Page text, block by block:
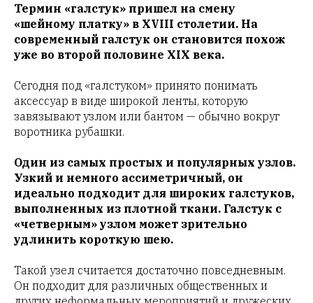
Термин «галстук» пришел на смену
«шейному платку» в XVIII столетии. На
современный галстук он становится похож
уже во второй половине XIX века.
Сегодня под «галстуком» принято понимать
аксессуар в виде широкой ленты, которую
завязывают узлом или бантом — обычно вокруг
воротника рубашки.
Один из самых простых и популярных узлов.
Узкий и немного ассиметричный, он
идеально подходит для широких галстуков,
выполненных из плотной ткани. Галстук с
«четверным» узлом может зрительно
удлинить короткую шею.
Такой узел считается достаточно повседневным.
Он подходит для различных общественных и